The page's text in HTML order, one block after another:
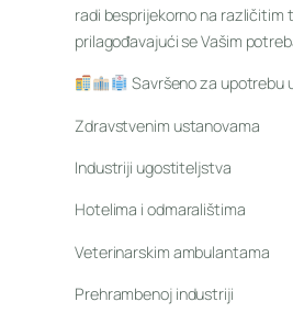
radi besprijekorno na različitim
prilagođavajući se Vašim
Savršeno za upotrebu
Zdravstvenim ustanovama
Industriji ugostiteljstva
Hotelima i odmaralištima
Veterinarskim ambulantama
Prehrambenoj industriji